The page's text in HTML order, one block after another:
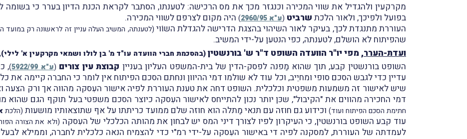
מקרקעין ולהגדיל את שווי המכירה וכנגזר מכך את מס הרכישה: לטענתו, הסתבר לקראת הכנת הדיון בערר כי בשומה
בפועל ולפיכך, ולאור הלכת שרביט (ע"א 2960/95 ) היה מקום לצרפם לשווי המכירה.
העוררת מתנגדת לכך, בעיקר לאור השיהוי בהצגת הדרישה להגדלת השוֹוי (לטענתה, המשיב העלה עניין זה לראשונה רק
שהפיתוח לא הושלם, לטענתה, כפי הנטען על-ידי המשיב.
ועדת-הערר, מפי יו"ר הוועדה השופט ד"ר ש' בורנשטין(בהסכמת חברי הוועדה עו"ד מ' בן לולו ושמאי מקרקעין א' לילי)
השופט בורנשטין קבע, תוך שהוא מַפנה לפסק-הדין של בית-המשפט העליון בעניין קבוצת עין צורים (ע"א 5922/99 )
,
עדיין כדי לגבש הסכם סופי ומחיֵיב, וכל עוד לא שולמו דמי ההיוון ונחתם הסכם הפיתוח אין לומר כי החברה קיימה את
שיש לאישור זה משמעות משפטית וכלכלית. השופט דחה את טענת העוררת לפיה אישור העִסקה מהווה אך ורק הצעה
דמי החכירה מהווים את "הקיבול", שכּן יותר נכון להתייחס לאישור העִסקה כיוצר הסכם משפטי בעל תוקף הגם שהוא
חתימת הסכם הפיתוח ועוד) וכידוע גם חוזה עם תנאי מַתלה הוא חוזה שלם ממועד כריתתו על אף שתוצאותיו מושעות (הלכת
עוד קבע השופט בורנשטין, כי העיקרון לפיו לצורך דיני המס יש לבחון את מהותה הכלכלי של העִסקה (ולא את הצורה
לעמדתה של העוררת, למסקנה לפיה די באישור העִסקה על-ידי רמ"י כדי להצמיח הנאה כלכלית לחברה, וממילא